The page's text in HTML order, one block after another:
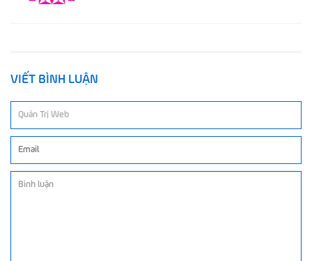
VIẾT BÌNH LUẬN